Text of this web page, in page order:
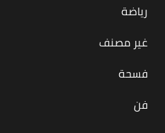
رياضة
غير مصنف
فسحة
فن